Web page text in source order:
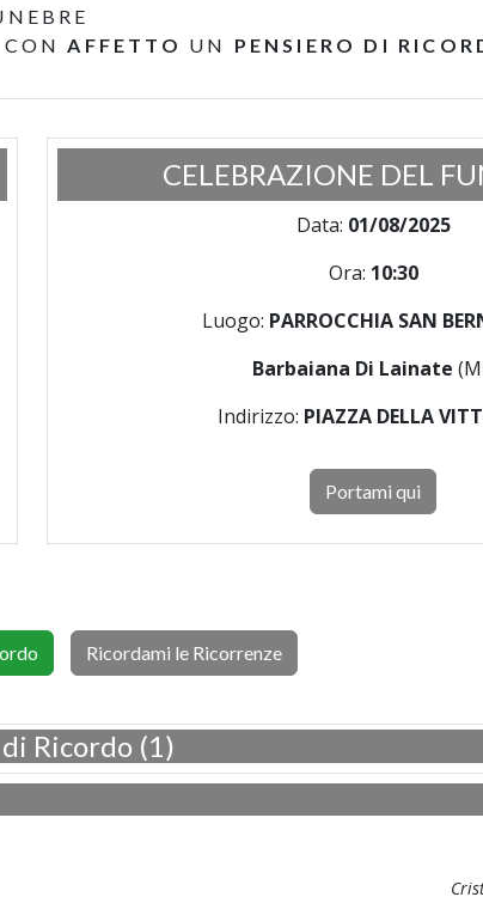
CONAFFETTO UN PENSIERO DI
CELEBRAZIONE DEL
Data: 01/08/2025
Ora: 10:30
Luogo: PARROCCHIA SAN
Barbaiana Di Lainate
Indirizzo: PIAZZA DELLA
Portami qui
Ricordami le Ricorrenze
Ricordo (1)